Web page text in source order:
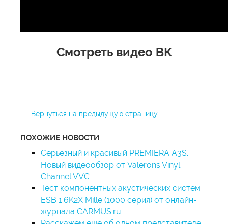
Смотреть видео ВК
Вернуться на предыдущую страницу
ПОХОЖИЕ НОВОСТИ
Серьезный и красивый PREMIERA A3S.
Новый видеообзор от Valerons Vinyl
Channel VVC.
Тест компонентных акустических систем
ESB 1.6K2X Mille (1000 серия) от онлайн-
журнала CARMUS.ru